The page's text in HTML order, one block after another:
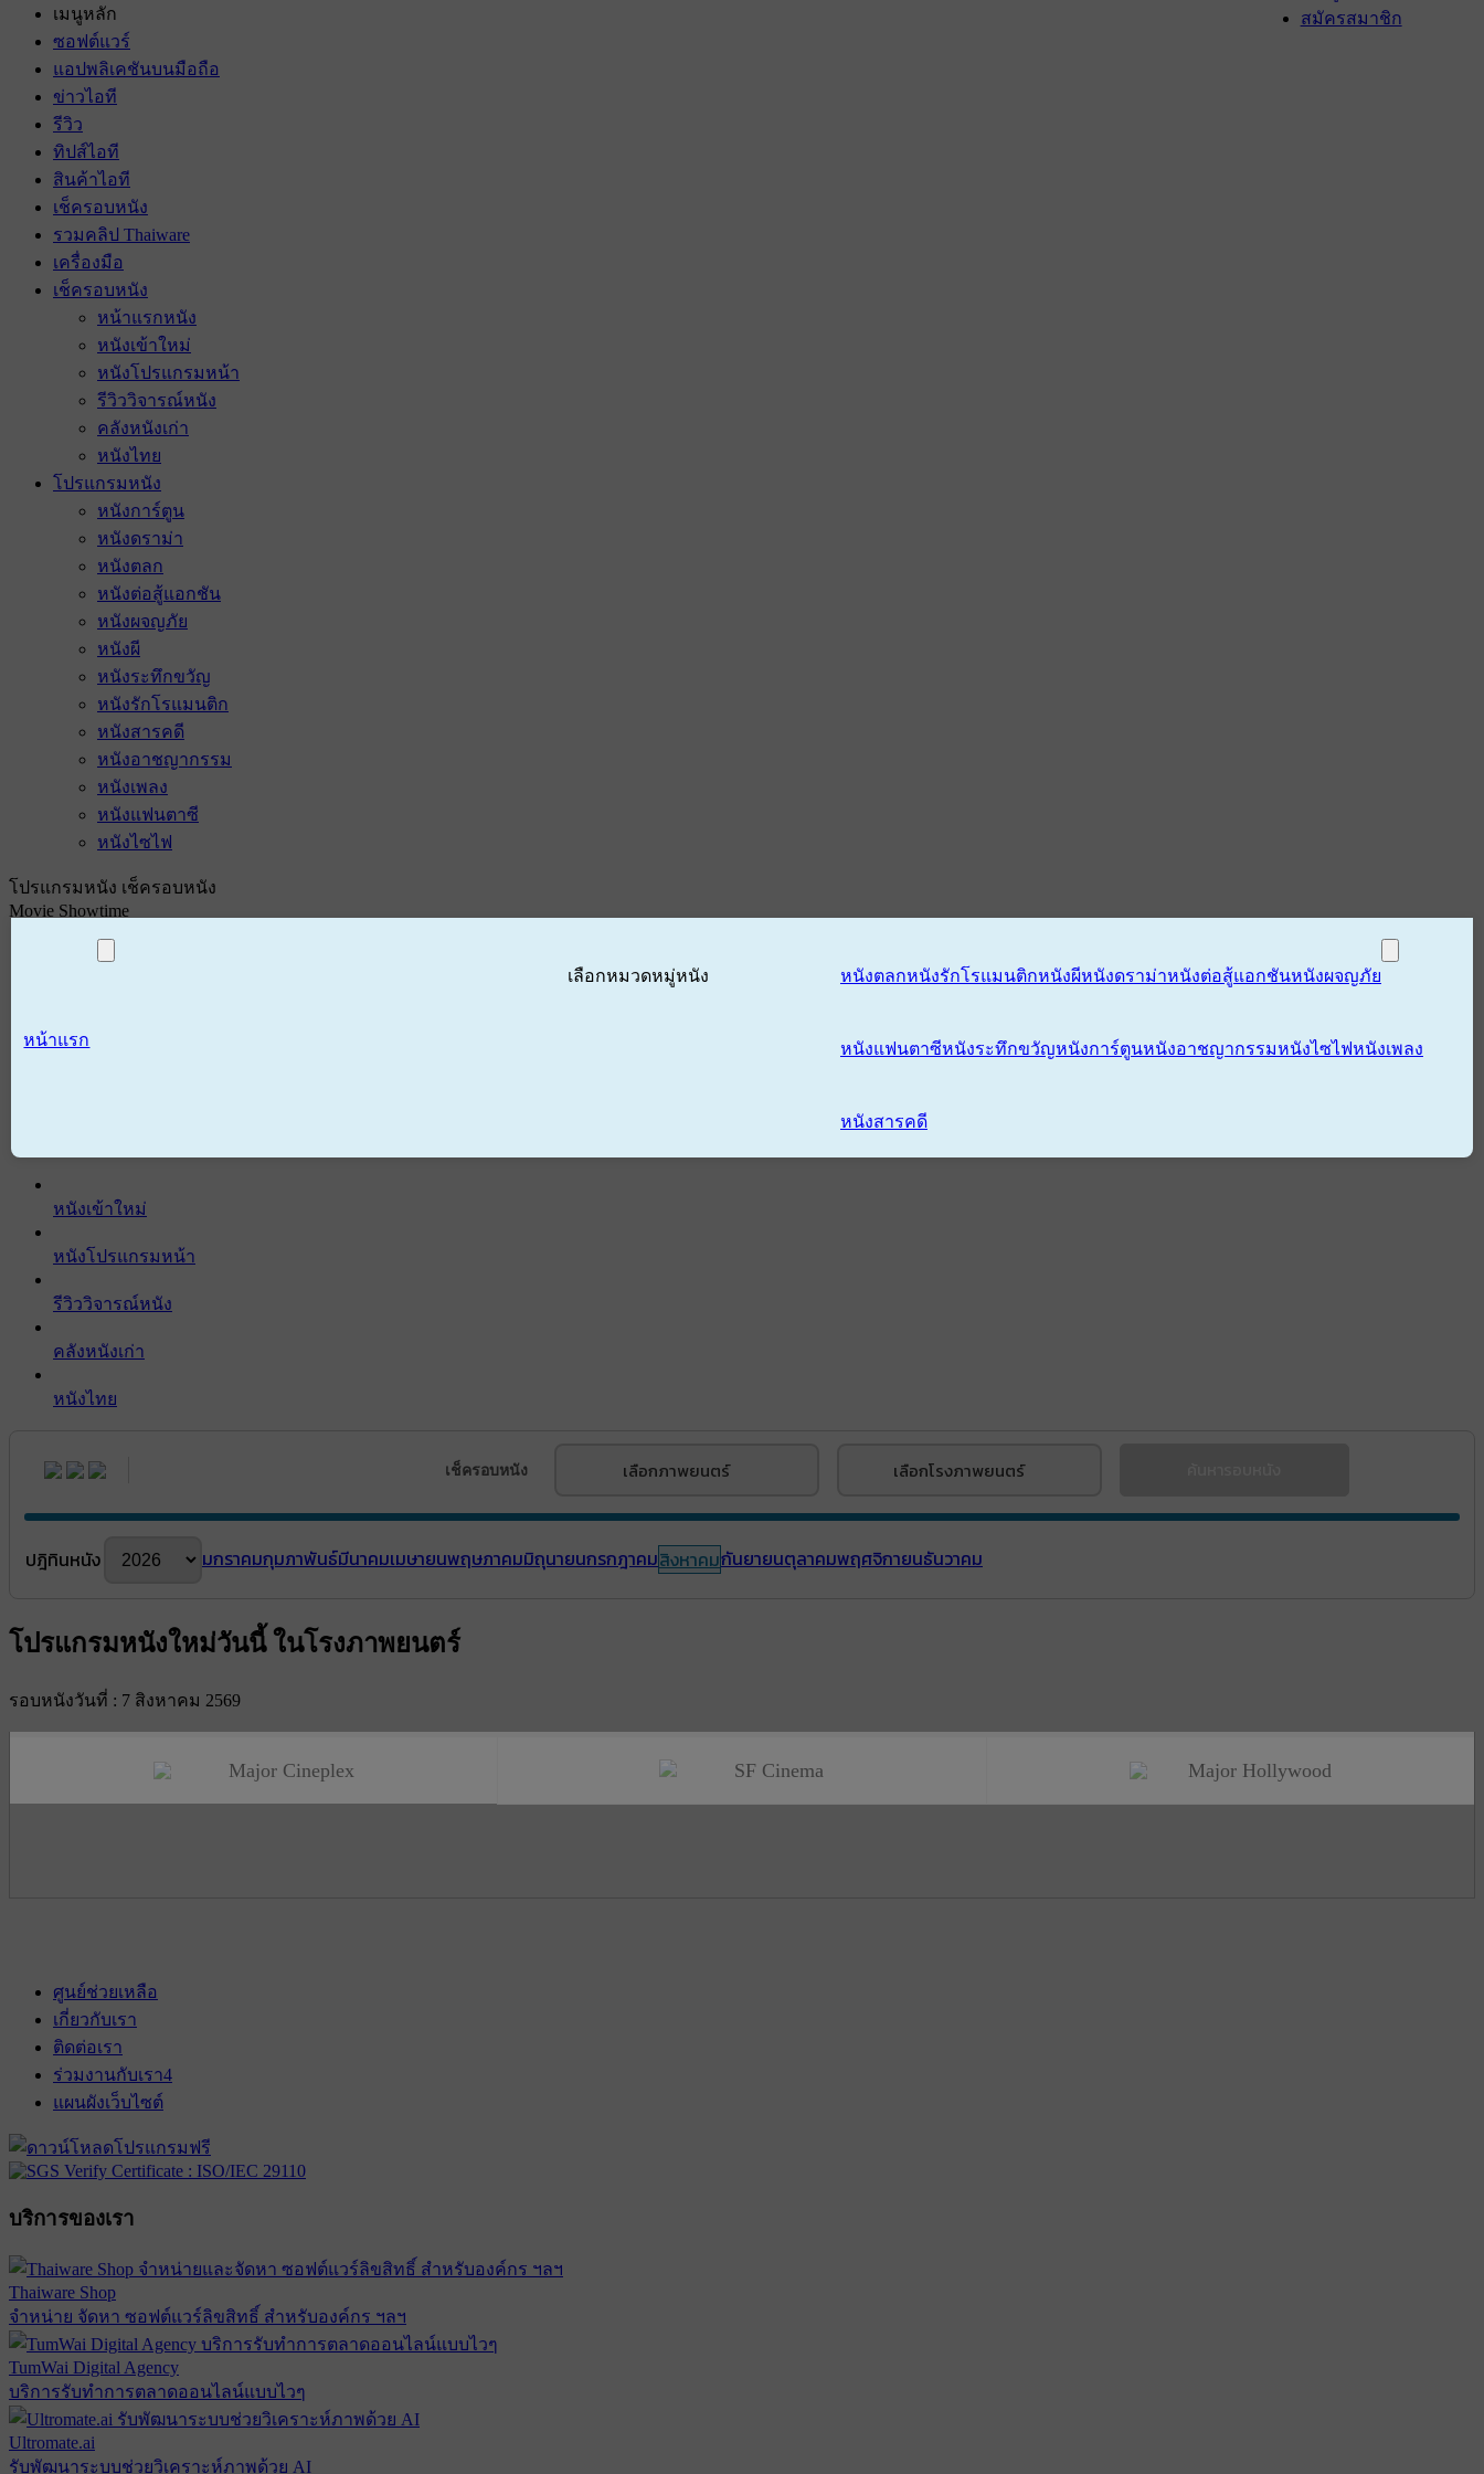
สมัครสมาชิก
เมนูหลัก
ซอฟต์แวร์
แอปพลิเคชันบนมือถือ
ข่าวไอที
รีวิว
ทิปส์ไอที
สินค้าไอที
เช็ครอบหนัง
รวมคลิป Thaiware
เครื่องมือ
เช็ครอบหนัง
หน้าแรกหนัง
หนังเข้าใหม่
หนังโปรแกรมหน้า
รีวิววิจารณ์หนัง
คลังหนังเก่า
หนังไทย
โปรแกรมหนัง
หนังการ์ตูน
หนังดราม่า
หนังตลก
หนังต่อสู้แอกชัน
หนังผจญภัย
หนังผี
หนังระทึกขวัญ
หนังรักโรแมนติก
หนังสารคดี
หนังอาชญากรรม
หนังเพลง
หนังแฟนตาซี
หนังไซไฟ
โปรแกรมหนัง เช็ครอบหนัง
Movie Showtime
หน้าแรก
เลือกหมวดหมู่หนัง หนังตลกหนังรักโรแมนติกหนังผีหนังดราม่าหนังต่อสู้แอกชันหนังผจญภัย
หนังแฟนตาซีหนังระทึกขวัญหนังการ์ตูนหนังอาชญากรรมหนังไซไฟหนังเพลง
หนังสารคดี
หนังเข้าใหม่
หนังโปรแกรมหน้า
รีวิววิจารณ์หนัง
คลังหนังเก่า
หนังไทย
เช็ครอบหนัง เลือกภาพยนตร์ เลือกโรงภาพยนตร์
ปฎิทินหนัง มกราคมกุมภาพันธ์มีนาคมเมษายนพฤษภาคมมิถุนายนกรกฎาคมสิงหาคมกันยายนตุลาคมพฤศจิกายนธันวาคม
โปรแกรมหนังใหม่วันนี้ ในโรงภาพยนตร์
รอบหนังวันที่ : 7 สิงหาคม 2569
Major Cineplex SF Cinema Major Hollywood
ศูนย์ช่วยเหลือ
เกี่ยวกับเรา
ติดต่อเรา
ร่วมงานกับเรา4
แผนผังเว็บไซต์
บริการของเรา
Thaiware Shop
จำหน่าย จัดหา ซอฟต์แวร์ลิขสิทธิ์ สำหรับองค์กร ฯลฯ
TumWai Digital Agency
บริการรับทำการตลาดออนไลน์แบบไวๆ
Ultromate.ai
รับพัฒนาระบบช่วยวิเคราะห์ภาพด้วย AI